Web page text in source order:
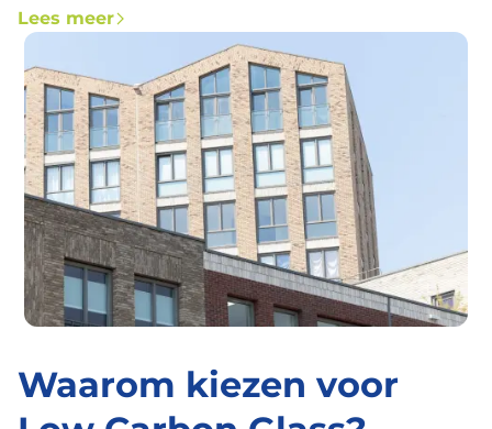
Lees meer
Waarom kiezen voor